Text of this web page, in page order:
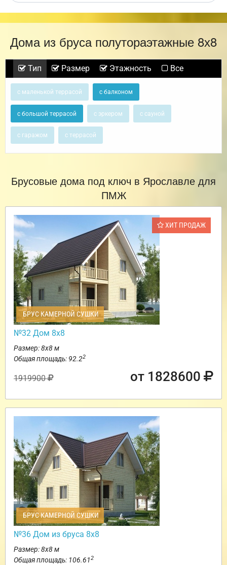
Дома из бруса полутораэтажные 8х8
Тип Размер Этажность Все
с маленькой террасой с балконом
с большой террасой с эркером с сауной
с гаражом с террасой
Брусовые дома под ключ в Ярославле для
ПМЖ
ХИТ ПРОДАЖ
БРУС КАМЕРНОЙ СУШКИ
№32 Дом 8х8
Размер: 8х8 м
Общая площадь: 92.22
1919900 от 1828600
БРУС КАМЕРНОЙ СУШКИ
№36 Дом из бруса 8х8
Размер: 8х8 м
Общая площадь: 106.612